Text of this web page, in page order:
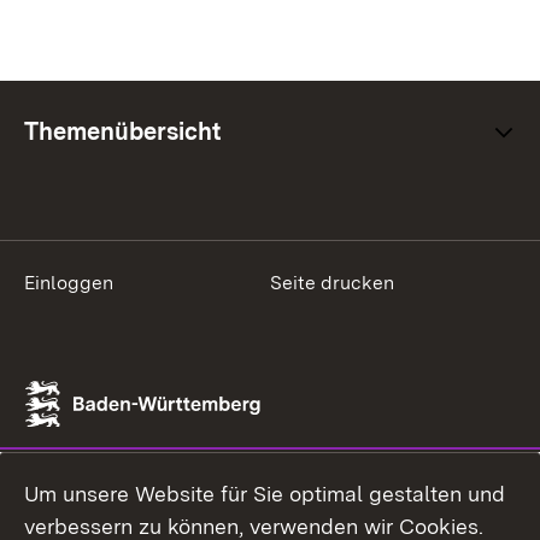
Themenübersicht
Einloggen Seite drucken
Um unsere Website für Sie optimal gestalten und
verbessern zu können, verwenden wir Cookies.